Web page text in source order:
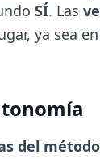
SÍ. Las
ya sea
del